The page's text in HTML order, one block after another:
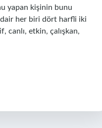
yapan kişinin bunu
dair her biri dört harfli iki
canlı, etkin, çalışkan,